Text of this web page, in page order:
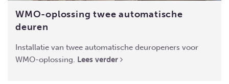
WMO-oplossing twee automatische
deuren
Installatie van twee automatische deuropeners voor
WMO-oplossing. Lees verder